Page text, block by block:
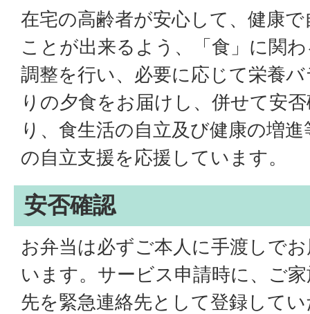
在宅の高齢者が安心して、健康
ことが出来るよう、「食」に関
調整を行い、必要に応じて栄養
りの夕食をお届けし、併せて安
り、食生活の自立及び健康の増
の自立支援を応援しています。
安否確認
お弁当は必ずご本人に手渡しで
います。サービス申請時に、ご
先を緊急連絡先として登録して